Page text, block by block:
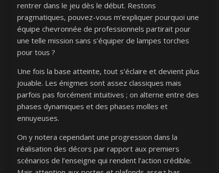
rentrer dans le jeu dès le début. Restons
pragmatiques, pouvez-vous m’expliquer pourquoi une
équipe chevronnée de professionnels partirait pour
une telle mission sans s’équiper de lampes torches
pour tous ?
Une fois la base atteinte, tout s’éclaire et devient plus
jouable. Les énigmes sont assez classiques mais
parfois pas forcément intuitives ; on alterne entre des
phases dynamiques et des phases molles et
ennuyeuses.
On y notera cependant une progression dans la
réalisation des décors par rapport aux premiers
scénarios de l’enseigne qui rendent l’action crédible.